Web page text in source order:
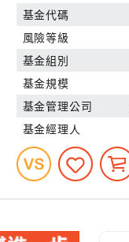
基金代碼
風險等級
基金組別
基金規模
基金管理公司
基金經理人